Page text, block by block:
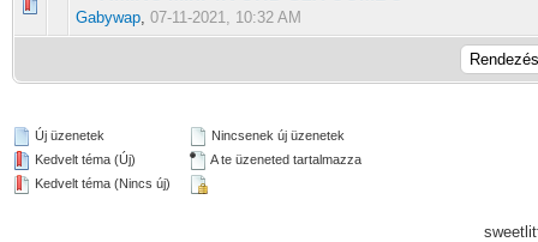
Gabywap, 07-11-2021, 10:32 AM
0 Szavazat - 0 / 5 átlagban
123 45
Új üzenetek
Kedvelt téma (Új)
Kedvelt téma (Nincs új)
Nincsenek új üzenetek
A te üzeneted tartalmazza